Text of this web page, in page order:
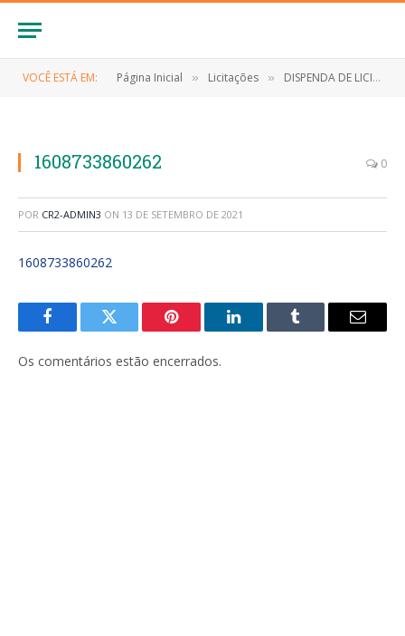
VOCÊ ESTÁ EM: Página Inicial » Licitações » DISPENDA DE LICITAÇÃO Nº 042/2020 (Aquisição de urnas funerárias e serviços de translado, para atender as famílias carentes do município de Anapurus-MA)
1608733860262 0
POR CR2-ADMIN3 ON 13 DE SETEMBRO DE 2021
1608733860262
FacebookTwitter Pinterest LinkedInTumblr
E-
Os comentários estão encerrados.